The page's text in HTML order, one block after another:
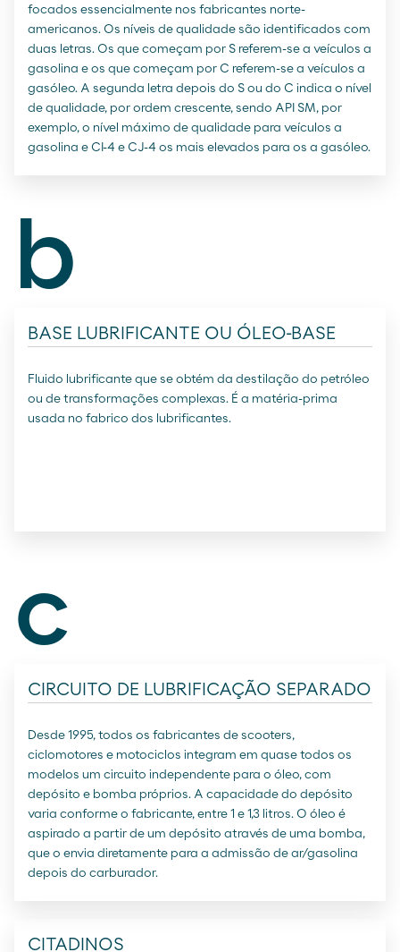
focados essencialmente nos fabricantes norte-
americanos. Os níveis de qualidade são identificados com
duas letras. Os que começam por S referem-se a veículos a
gasolina e os que começam por C referem-se a veículos a
gasóleo. A segunda letra depois do S ou do C indica o nível
de qualidade, por ordem crescente, sendo API SM, por
exemplo, o nível máximo de qualidade para veículos a
gasolina e CI-4 e CJ-4 os mais elevados para os a gasóleo.
b
BASE LUBRIFICANTE OU ÓLEO-BASE
Fluido lubrificante que se obtém da destilação do petróleo
ou de transformações complexas. É a matéria-prima
usada no fabrico dos lubrificantes.
c
CIRCUITO DE LUBRIFICAÇÃO SEPARADO
Desde 1995, todos os fabricantes de scooters,
ciclomotores e motociclos integram em quase todos os
modelos um circuito independente para o óleo, com
depósito e bomba próprios. A capacidade do depósito
varia conforme o fabricante, entre 1 e 1,3 litros. O óleo é
aspirado a partir de um depósito através de uma bomba,
que o envia diretamente para a admissão de ar/gasolina
depois do carburador.
CITADINOS